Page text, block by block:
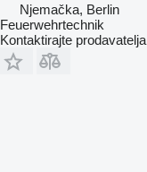
Njemačka, Berlin
Feuerwehrtechnik
Kontaktirajte prodavatelja